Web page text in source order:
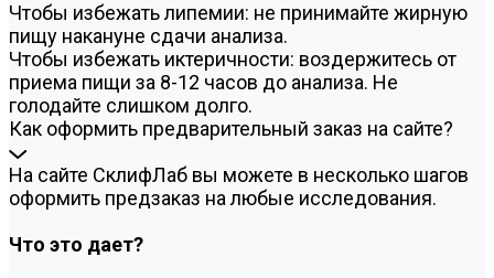
Чтобы избежать липемии: не принимайте жирную
пищу накануне сдачи анализа.
Чтобы избежать иктеричности: воздержитесь от
приема пищи за 8-12 часов до анализа. Не
голодайте слишком долго.
Как оформить предварительный заказ на сайте?
На сайте СклифЛаб вы можете в несколько шагов
оформить предзаказ на любые исследования.
Что это дает?